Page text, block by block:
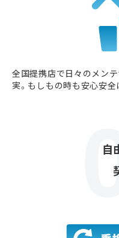
全国提携店で日々のメン
実。もしもの時も安心安全
自